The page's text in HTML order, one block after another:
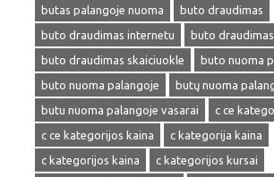
butas palangoje nuoma
buto draudimas
buto draudimas internetu
buto
buto draudimas skaiciuokle
buto nuoma
buto nuoma palangoje
butų nuoma
butu nuoma palangoje vasarai
c ce
c ce kategorijos kaina
c kategorija kaina
c kategorijos kaina
c kategorijos kursai